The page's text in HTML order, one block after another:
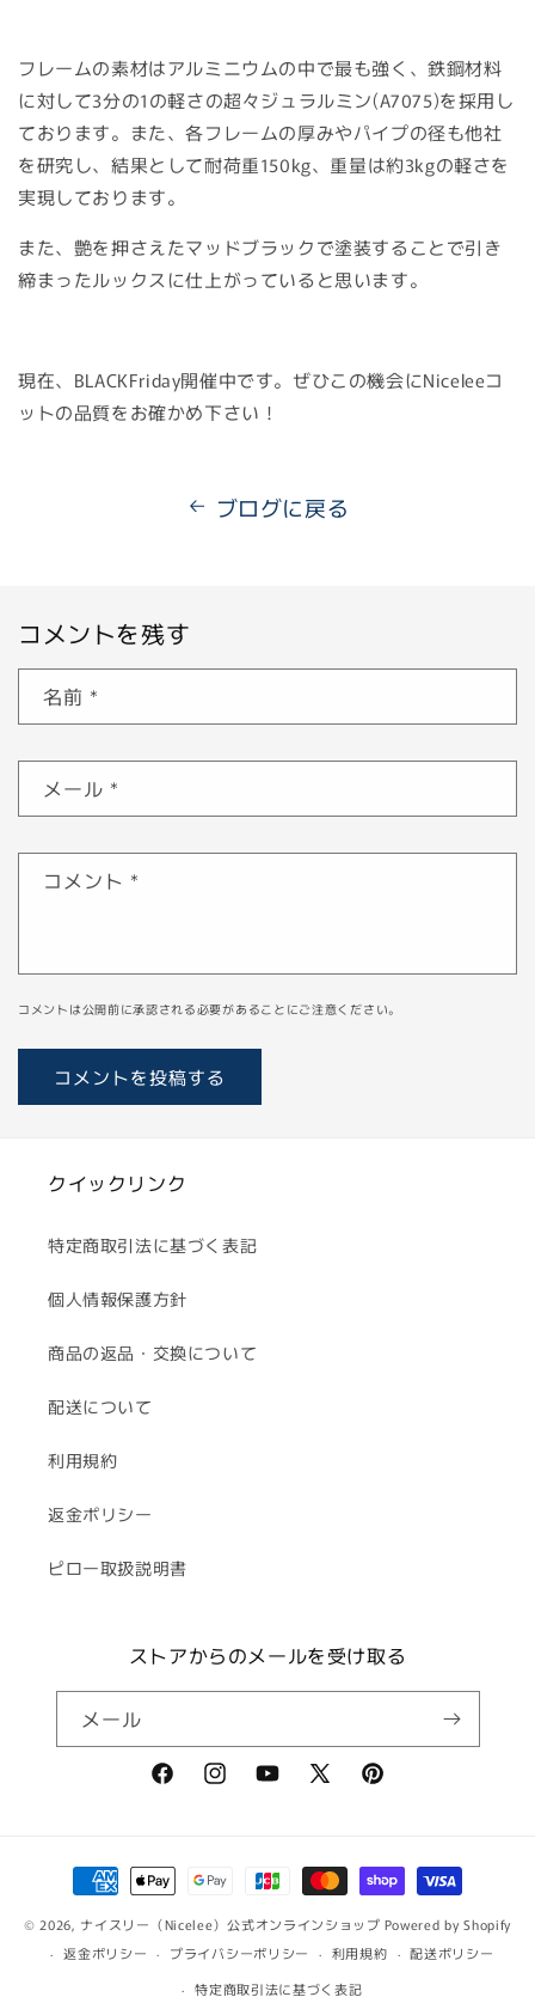
フレームの素材はアルミニウムの中で最も強く、鉄鋼材料
に対して3分の1の軽さの超々ジュラルミン(A7075)を採用し
ております。また、各フレームの厚みやパイプの径も他社
を研究し、結果として耐荷重150kg、重量は約3kgの軽さを
実現しております。
また、艶を押さえたマッドブラックで塗装することで引き
締まったルックスに仕上がっていると思います。
現在、BLACKFriday開催中です。ぜひこの機会にNiceleeコ
ットの品質をお確かめ下さい！
ブログに戻る
コメントを残す
名前 *
メール *
コメント *
コメントは公開前に承認される必要があることにご注意ください。
クイックリンク
特定商取引法に基づく表記
個人情報保護方針
商品の返品・交換について
配送について
利用規約
返金ポリシー
ピロー取扱説明書
ストアからのメールを受け取る
メール
FacebookInstagramYouTube
X
Pinterest
決
済
方
法
© 2026, ナイスリー（Nicelee）公式オンラインショップ Powered by Shopify
返金ポリシー
プライバシーポリシー 利用規約
配送ポリシー
特定商取引法に基づく表記